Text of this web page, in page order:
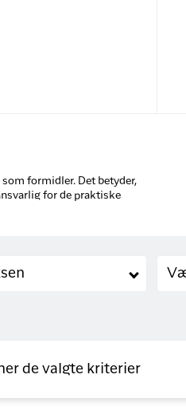
formidler. Det betyder,
for de praktiske
de valgte kriterier